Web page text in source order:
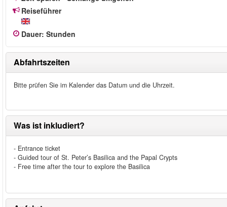
Reiseführer
Dauer: Stunden
Abfahrtszeiten
Bitte prüfen Sie im Kalender das Datum und die Uhrzeit.
Was ist inkludiert?
- Entrance ticket
- Guided tour of St. Peter’s Basilica and the Papal Crypts
- Free time after the tour to explore the Basilica